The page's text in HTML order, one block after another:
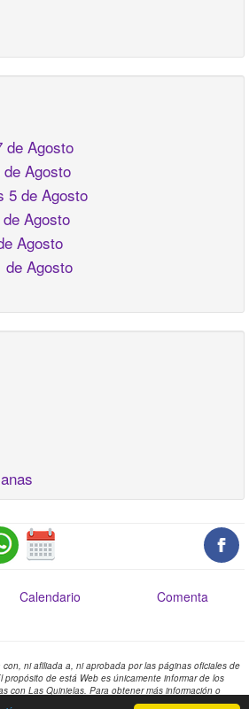
de Agosto
Agosto
5 de Agosto
Agosto
Agosto
de Agosto
Calendario
Comenta
ni afiliada a, ni aprobada por las páginas oficiales de
propósito de está Web es únicamente informar de los
con Las Quinielas. Para obtener más información o
con las páginas oficiales de las distintas quinielas